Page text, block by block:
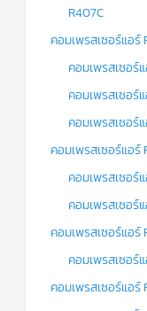
R407C
คอมเพรสเซอร์แอร์
คอมเพรสเซอร์
คอมเพรสเซอร์
คอมเพรสเซอร์
คอมเพรสเซอร์แอ
คอมเพรสเซอร์
คอมเพรสเซอร์
คอมเพรสเซอร์แอร์
คอมเพรสเซอร์
คอมเพรสเซอร์แอร์